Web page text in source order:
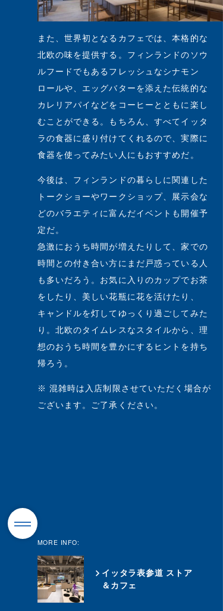
また、世界初となるカフェでは、本格的な
北欧の味を提供する。フィンランドのソウ
ルフードでもあるフレッシュなシナモン
ロールや、エッグバターを添えた伝統的な
カレリアパイなどをコーヒーとともに楽し
むことができる。もちろん、すべてイッタ
ラの食器に盛り付けてくれるので、実際に
食器を使ってみたい人にもおすすめだ。
今後は、フィンランドの暮らしに関連した
トークショーやワークショップ、展示会な
どのバラエティに富んだイベントも開催予
定だ。
急激におうち時間が増えたりして、家での
時間との付き合い方にまだ戸惑っている人
も多いだろう。お気に入りのカップでお茶
をしたり、美しい花瓶に花を活けたり、
キャンドルを灯してゆっくり過ごしてみた
り。北欧のタイムレスなスタイルから、理
想のおうち時間を豊かにするヒントを持ち
帰ろう。
※ 混雑時は入店制限させていただく場合が
ございます。ご了承ください。
MORE INFO:
イッタラ表参道 ストア
＆カフェ